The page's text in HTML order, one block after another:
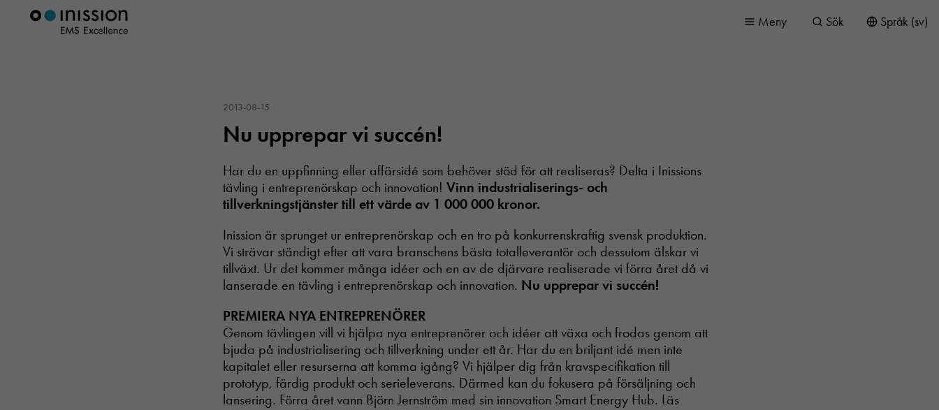
Språk (sv)
Sök
Meny
2013-08-15
Nu upprepar vi succén!
Har du en uppfinning eller affärsidé som behöver stöd för att realiseras? Delta i Inissions
tävling i entreprenörskap och innovation!Vinn industrialiserings- och
tillverkningstjänster till ett värde av 1 000 000 kronor.
Inission är sprunget ur entreprenörskap och en tro på konkurrenskraftig svensk produktion.
Vi strävar ständigt efter att vara branschens bästa totalleverantör och dessutom älskar vi
tillväxt. Ur det kommer många idéer och en av de djärvare realiserade vi förra året då vi
lanserade en tävling i entreprenörskap och innovation. Nu upprepar vi succén!
PREMIERA NYA ENTREPRENÖRER
Genom tävlingen vill vi hjälpa nya entreprenörer och idéer att växa och frodas genom att
bjuda på industrialisering och tillverkning under ett år. Har du en briljant idé men inte
kapitalet eller resurserna att komma igång? Vi hjälper dig från kravspecifikation till
prototyp, färdig produkt och serieleverans. Därmed kan du fokusera på försäljning och
lansering. Förra året vann Björn Jernström med sin innovation Smart Energy Hub. Läs